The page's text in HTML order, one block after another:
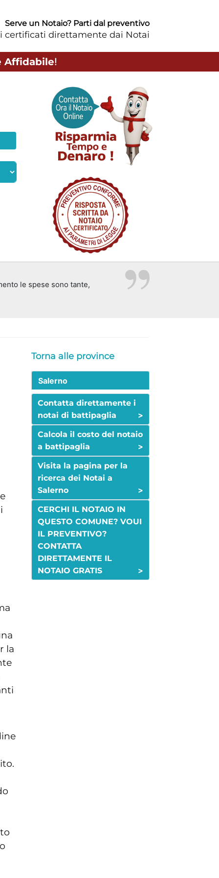
Serve un Notaio? Parti dal preventivo
certificati direttamente dai Notai
Affidabile!
le spese sono tante,
la
Torna alle province
Salerno
Contatta direttamente i
notai di battipaglia
>
Calcola il costo del notaio
a battipaglia
>
Visita la pagina per la
ricerca dei Notai a
Salerno
>
CERCHI IL NOTAIO IN
QUESTO COMUNE? VOUI
IL PREVENTIVO?
CONTATTA
DIRETTAMENTE IL
NOTAIO GRATIS
>